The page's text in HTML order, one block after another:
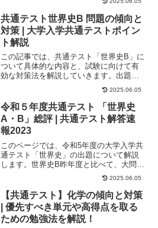
共通テスト世界史B 問題の傾向と
対策 | 大学入学共通テストポイン
ト解説
この記事では、共通テスト「世界史B」に
ついて具体的な内容と、試験に向けて有
効な対策法を解説していきます。出題内
容共通テスト「世界史B」は、大問5つで
2025.06.05
令和５年度共通テスト 「世界史
A・B」総評 | 共通テスト解答速
報2023
このページでは、令和5年度の大学入学共
通テスト「世界史」の出題について解説
します。世界史B昨年度と比べて、大問数
は5問、問題数は34問で変わりませんでし
2025.06.05
【共通テスト】化学の傾向と対策
| 優先すべき単元や高得点を取る
ための勉強法を解説！